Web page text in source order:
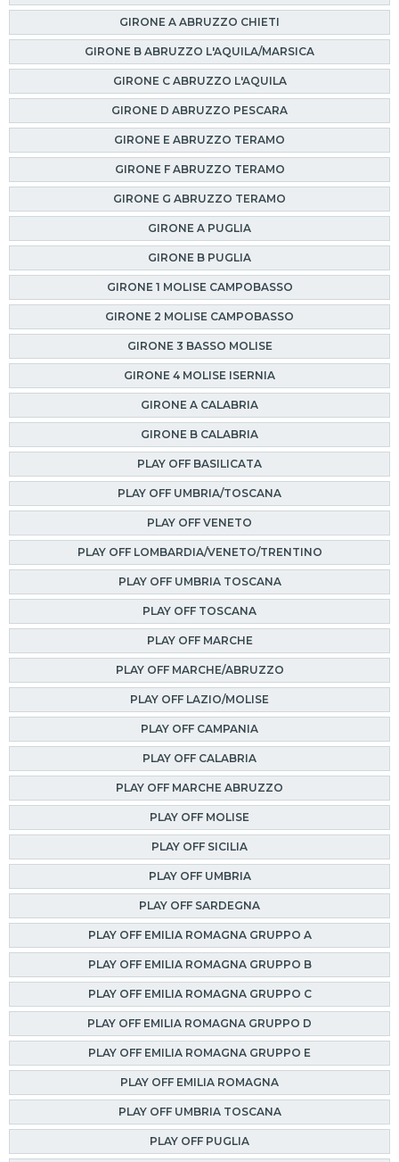
GIRONE A ABRUZZO CHIETI
GIRONE B ABRUZZO L'AQUILA/MARSICA
GIRONE C ABRUZZO L'AQUILA
GIRONE D ABRUZZO PESCARA
GIRONE E ABRUZZO TERAMO
GIRONE F ABRUZZO TERAMO
GIRONE G ABRUZZO TERAMO
GIRONE A PUGLIA
GIRONE B PUGLIA
GIRONE 1 MOLISE CAMPOBASSO
GIRONE 2 MOLISE CAMPOBASSO
GIRONE 3 BASSO MOLISE
GIRONE 4 MOLISE ISERNIA
GIRONE A CALABRIA
GIRONE B CALABRIA
PLAY OFF BASILICATA
PLAY OFF UMBRIA/TOSCANA
PLAY OFF VENETO
PLAY OFF LOMBARDIA/VENETO/TRENTINO
PLAY OFF UMBRIA TOSCANA
PLAY OFF TOSCANA
PLAY OFF MARCHE
PLAY OFF MARCHE/ABRUZZO
PLAY OFF LAZIO/MOLISE
PLAY OFF CAMPANIA
PLAY OFF CALABRIA
PLAY OFF MARCHE ABRUZZO
PLAY OFF MOLISE
PLAY OFF SICILIA
PLAY OFF UMBRIA
PLAY OFF SARDEGNA
PLAY OFF EMILIA ROMAGNA GRUPPO A
PLAY OFF EMILIA ROMAGNA GRUPPO B
PLAY OFF EMILIA ROMAGNA GRUPPO C
PLAY OFF EMILIA ROMAGNA GRUPPO D
PLAY OFF EMILIA ROMAGNA GRUPPO E
PLAY OFF EMILIA ROMAGNA
PLAY OFF UMBRIA TOSCANA
PLAY OFF PUGLIA